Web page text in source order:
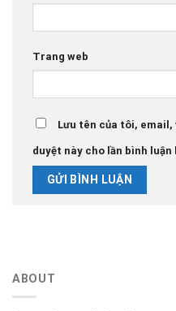
Trang web
Lưu tên của tôi,
duyệt này cho lần bình luận
ABOUT